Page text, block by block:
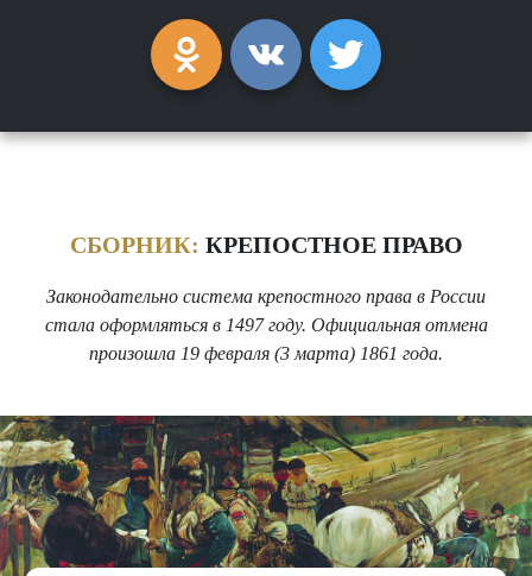
СБОРНИК: КРЕПОСТНОЕ ПРАВО
Законодательно система крепостного права в России
стала оформляться в 1497 году. Официальная отмена
произошла 19 февраля (3 марта) 1861 года.